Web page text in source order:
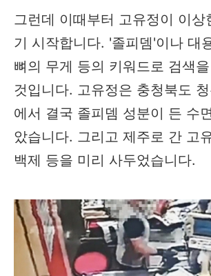
그런데 이때부터 고유정이 이상
기 시작합니다. '졸피뎀'이나 대
뼈의 무게 등의 키워드로 검색
것입니다. 고유정은 충청북도
에서 결국 졸피뎀 성분이 든 수
았습니다. 그리고 제주로 간 고
백제 등을 미리 사두었습니다.